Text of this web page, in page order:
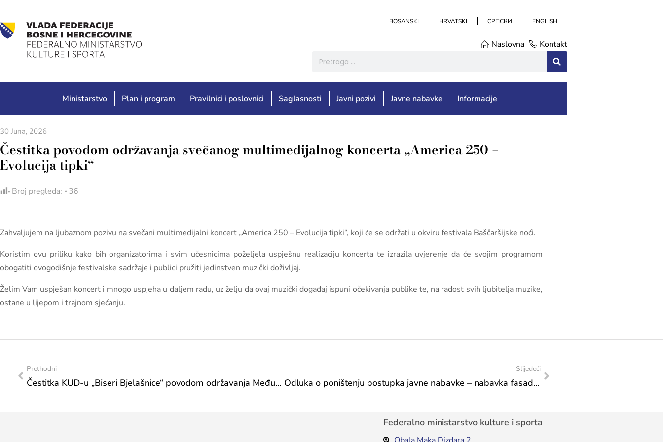
BOSANSKI HRVATSKI СРПСКИ ENGLISH
Naslovna Kontakt
Ministarstvo Plan i program Pravilnici i poslovnici Saglasnosti Javni pozivi Javne nabavke Informacije
30 Juna, 2026
Čestitka povodom održavanja svečanog multimedijalnog koncerta „America 250 –
Evolucija tipki“
Broj pregleda: 36
Zahvaljujem na ljubaznom pozivu na svečani multimedijalni koncert „America 250 – Evolucija tipki“, koji će se održati u okviru festivala Baščaršijske noći.
Koristim ovu priliku kako bih organizatorima i svim učesnicima poželjela uspješnu realizaciju koncerta te izrazila uvjerenje da će svojim programom
obogatiti ovogodišnje festivalske sadržaje i publici pružiti jedinstven muzički doživljaj.
Želim Vam uspješan koncert i mnogo uspjeha u daljem radu, uz želju da ovaj muzički događaj ispuni očekivanja publike te, na radost svih ljubitelja muzike,
ostane u lijepom i trajnom sjećanju.
Prethodni
Čestitka KUD-u „Biseri Bjelašnice“ povodom održavanja Međunarodnog festivala folklora „Bjelašničke staze 2026”
Slijedeći
Odluka o poništenju postupka javne nabavke – nabavka fasadnih radova
Federalno ministarstvo kulture i sporta